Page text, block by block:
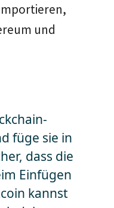
und
füge sie in
dass die
Einfügen
kannst